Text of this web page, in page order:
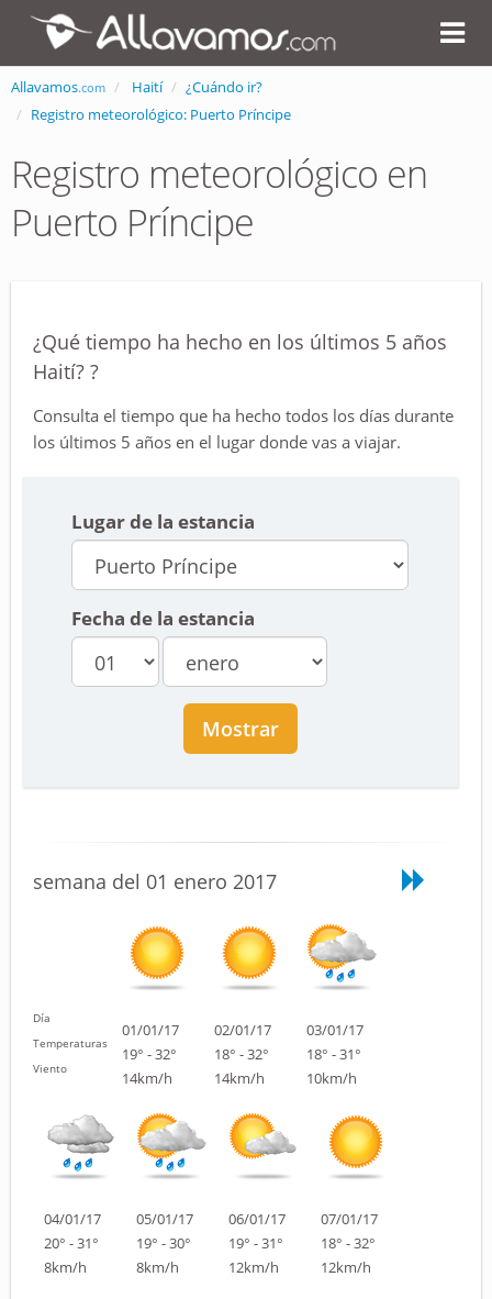
Allavamos.com Haití
¿Cuándo ir?
Registro meteorológico: Puerto Príncipe
Registro meteorológico en
Puerto Príncipe
¿Qué tiempo ha hecho en los últimos 5 años
Haití? ?
Consulta el tiempo que ha hecho todos los días durante
los últimos 5 años en el lugar donde vas a viajar.
Lugar de la estancia
Fecha de la estancia
Mostrar
semana del 01 enero 2017
Día
Temperaturas
Viento
01/01/17
19° - 32°
14km/h
02/01/17
18° - 32°
14km/h
03/01/17
18° - 31°
10km/h
04/01/17
20° - 31°
8km/h
05/01/17
19° - 30°
8km/h
06/01/17
19° - 31°
12km/h
07/01/17
18° - 32°
12km/h